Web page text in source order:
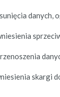
danych,
skar­gi